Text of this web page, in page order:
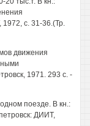
с. 31-36.(Тр.
движения
1971. 293 с. -
поезде. В кн.:
ДИИТ,